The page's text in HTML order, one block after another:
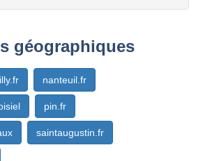
géographiques
nanteuil.fr
pin.fr
saintaugustin.fr